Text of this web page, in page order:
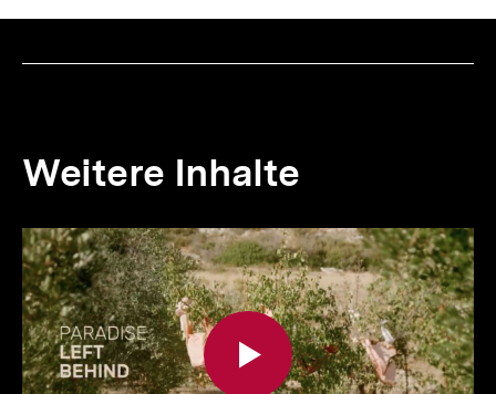
Weitere Inhalte
Inhaltskarousell
für
weitere
Inhalte
Inhaltskarussell
überspringen